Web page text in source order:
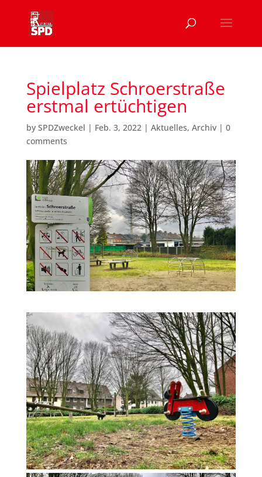
Spielplatz Schroerstraße
erstmal ertüchtigen
by SPDZweckel | Feb. 3, 2022| Aktuelles, Archiv| 0
comments